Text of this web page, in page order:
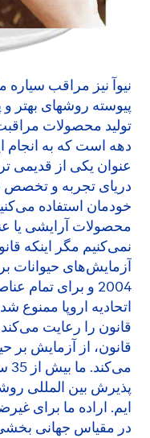
نیوآ نیز مراقب
پیوسته روشهای بهتر و
تولید محصولات
دهه است که به انجام
عنوان یکی از قدیمی
دریای تجربه و تخصص
خودمان استفاده
محصولات آرایشی یا
نمی‌کنیم مگر اینکه
آزمایش‌های حیوانات
اتحادیه اروپا ممنوع
قانون را رعایت
قانون، از آزمایش بر
پذیرش بین المللی
ایم. اراده ما برای
در مقیاس جهانی